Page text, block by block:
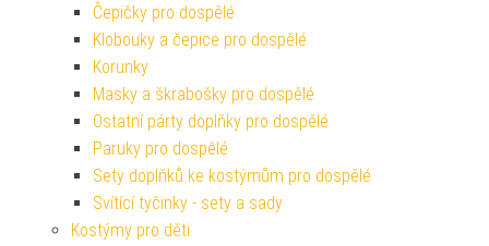
Čepičky pro dospělé
Klobouky a čepice pro dospělé
Korunky
Masky a škrabošky pro dospělé
Ostatní párty doplňky pro dospělé
Paruky pro dospělé
Sety doplňků ke kostýmům pro dospělé
Svítící tyčinky - sety a sady
Kostýmy pro děti